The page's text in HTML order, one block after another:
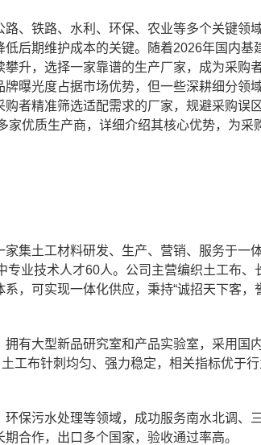
、铁路、水利、环保、农业等多个关键领
后期维护成本的关键。随着2026年国内基
升，选择一家靠谱的生产厂家，成为采购
曝光度占据市场优势，但一些深耕细分领
者精准筛选适配需求的厂家，规避采购误
优质生产商，详细介绍其核心优势，为采
集土工材料研发、生产、营销、服务于一
业技术人才60人。公司主营编织土工布、
，可实现一体化供应，秉持“诚招天下客，
有大型新品研究室和产品实验室，采用国
工布针刺均匀、强力稳定，相关指标优于
保污水处理等领域，成功服务南水北调、
合作，出口多个国家，验收通过率高。